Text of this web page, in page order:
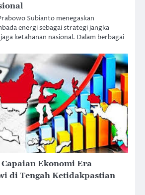
Subianto menegaskan
energi sebagai strategi jangka
ketahanan nasional. Dalam berbagai
Ekonomi Era
di Tengah Ketidakpastian